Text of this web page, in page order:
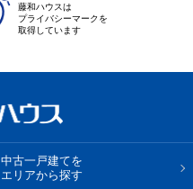
藤和ハウスは
プライバシーマークを
取得しています
中古一戸建てを
エリアから探す